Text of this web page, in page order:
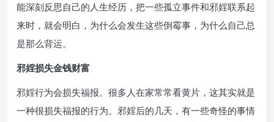
能深刻反思自己的人生经历，把一些孤立事件和邪婬联系起
来时，就会明白，为什么会发生这些倒霉事，为什么自己总
是那么背运。
邪婬损失金钱财富
邪婬行为会损失福报。很多人在家常常看黄片，这其实就是
一种很损失福报的行为。邪婬后的几天，有一些奇怪的事情